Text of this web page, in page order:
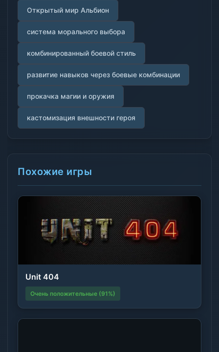
Открытый мир Альбион
система морального выбора
комбинированный боевой стиль
развитие навыков через боевые комбинации
прокачка магии и оружия
кастомизация внешности героя
Похожие игры
Unit 404
Очень положительные (91%)